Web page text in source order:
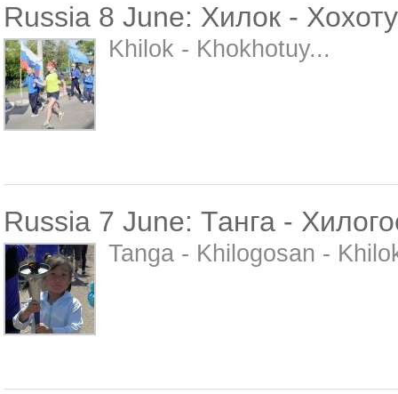
Russia 8 June: Хилок -
Khilok - Khokhotuy...
Russia 7 June: Танга -
Tanga - Khilogosan -